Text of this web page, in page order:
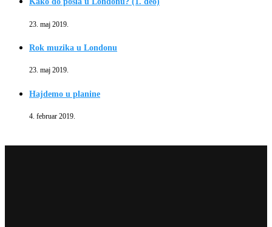
23. maj 2019.
Rok muzika u Londonu
23. maj 2019.
Hajdemo u planine
4. februar 2019.